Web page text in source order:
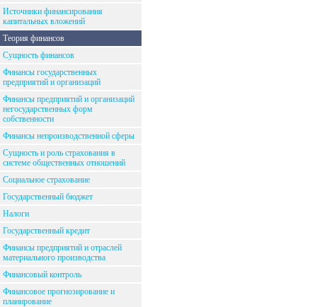
Источники финансирования
капитальных вложений
Теория финансов
Сущность финансов
Финансы государственных
предприятий и организаций
Финансы предприятий и организаций
негосударственных форм
собственности
Финансы непроизводственной сферы
Сущность и роль страхования в
системе общественных отношений
Социальное страхование
Государственный бюджет
Налоги
Государственный кредит
Финансы предприятий и отраслей
материального производства
Финансовый контроль
Финансовое прогнозирование и
планирование